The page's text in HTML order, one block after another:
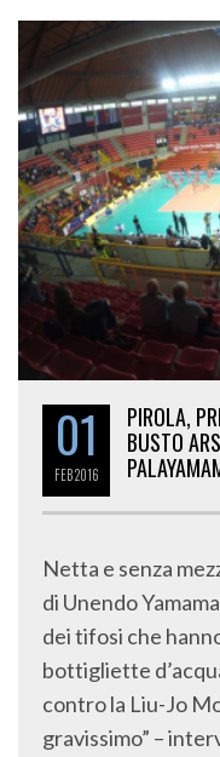
01
FEB2016
PIROLA,
BUSTO
Netta e senza
di Unendo
dei tifosi che
bottigliette
contro la Liu-Jo
gravissimo” –